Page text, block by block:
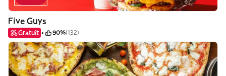
Five Guys
Gratuit 90%(132)